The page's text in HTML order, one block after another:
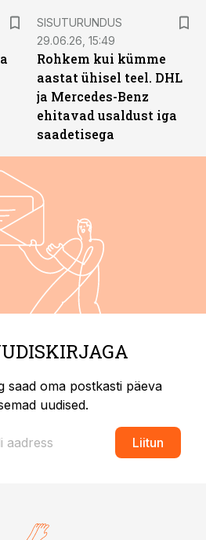
SISUTURUNDUS
29.06.26, 15:49
Rohkem kui kümme
aastat ühisel teel. DHL
ja Mercedes-Benz
ehitavad usaldust iga
saadetisega
saad oma postkasti päeva
uudised.
Liitun